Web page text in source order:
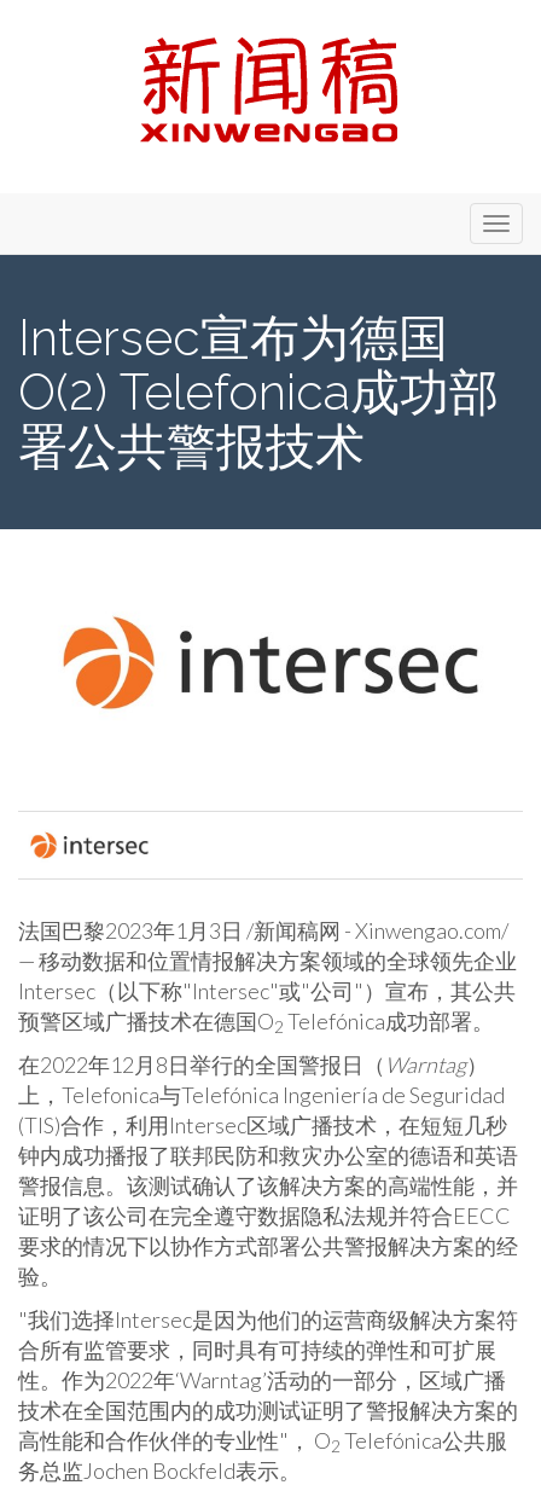
Menu
Intersec宣布为德国
O(2) Telefonica成功部
署公共警报技术
法国巴黎2023年1月3日 /新闻稿网 - Xinwengao.com/
— 移动数据和位置情报解决方案领域的全球领先企业
Intersec（以下称"Intersec"或"公司"）宣布，其公共
预警区域广播技术在德国O2 Telefónica成功部署。
在2022年12月8日举行的全国警报日（ Warntag）
上，Telefonica与Telefónica Ingeniería de Seguridad
(TIS)合作，利用Intersec区域广播技术，在短短几秒
钟内成功播报了联邦民防和救灾办公室的德语和英语
警报信息。该测试确认了该解决方案的高端性能，并
证明了该公司在完全遵守数据隐私法规并符合EECC
要求的情况下以协作方式部署公共警报解决方案的经
验。
"我们选择Intersec是因为他们的运营商级解决方案符
合所有监管要求，同时具有可持续的弹性和可扩展
性。作为2022年‘Warntag’活动的一部分，区域广播
技术在全国范围内的成功测试证明了警报解决方案的
高性能和合作伙伴的专业性"， O2 Telefónica公共服
务总监Jochen Bockfeld表示。